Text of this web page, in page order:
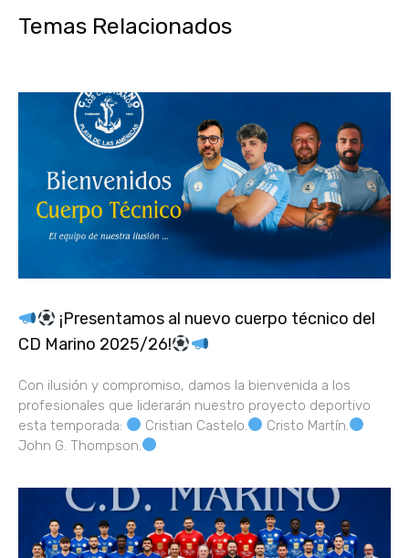
Temas Relacionados
¡Presentamos al nuevo cuerpo técnico del
CD Marino 2025/26!
Con ilusión y compromiso, damos la bienvenida a los
profesionales que liderarán nuestro proyecto deportivo
esta temporada:
Cristian Castelo.
Cristo Martín.
John G. Thompson.